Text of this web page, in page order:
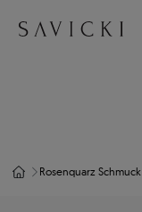
Rosenquarz Schmuck